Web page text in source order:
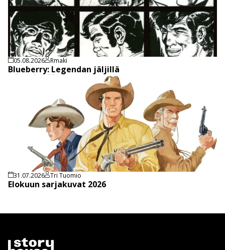
05.08.2026 Rmaki
Blueberry: Legendan jäljillä
31.07.2026 Tri Tuomio
Elokuun sarjakuvat 2026